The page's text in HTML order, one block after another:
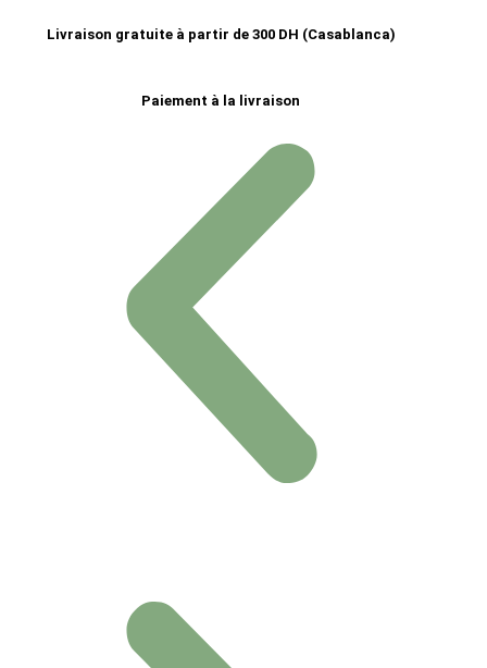
Livraison gratuite à partir de 300 DH (Casablanca)
Paiement à la livraison